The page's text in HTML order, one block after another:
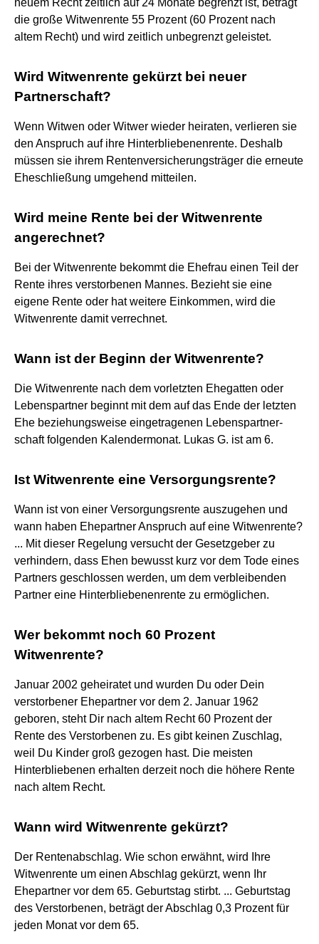
die große Witwenrente 55 Prozent (60 Prozent nach
altem Recht) und wird zeitlich unbegrenzt geleistet.
Wird Witwenrente gekürzt bei neuer
Partnerschaft?
Wenn Witwen oder Witwer wieder heiraten, verlieren sie
den Anspruch auf ihre Hinterbliebenenrente. Deshalb
müssen sie ihrem Rentenversicherungsträger die erneute
Eheschließung umgehend mitteilen.
Wird meine Rente bei der Witwenrente
angerechnet?
Bei der Witwenrente bekommt die Ehefrau einen Teil der
Rente ihres verstorbenen Mannes. Bezieht sie eine
eigene Rente oder hat weitere Einkommen, wird die
Witwenrente damit verrechnet.
Wann ist der Beginn der Witwenrente?
Die Witwenrente nach dem vorletzten Ehegatten oder
Lebenspartner beginnt mit dem auf das Ende der letzten
Ehe beziehungsweise eingetragenen Lebenspartner-
schaft folgenden Kalendermonat. Lukas G. ist am 6.
Ist Witwenrente eine Versorgungsrente?
Wann ist von einer Versorgungsrente auszugehen und
wann haben Ehepartner Anspruch auf eine Witwenrente?
... Mit dieser Regelung versucht der Gesetzgeber zu
verhindern, dass Ehen bewusst kurz vor dem Tode eines
Partners geschlossen werden, um dem verbleibenden
Partner eine Hinterbliebenenrente zu ermöglichen.
Wer bekommt noch 60 Prozent
Witwenrente?
Januar 2002 geheiratet und wurden Du oder Dein
verstorbener Ehepartner vor dem 2. Januar 1962
geboren, steht Dir nach altem Recht 60 Prozent der
Rente des Verstorbenen zu. Es gibt keinen Zuschlag,
weil Du Kinder groß gezogen hast. Die meisten
Hinterbliebenen erhalten derzeit noch die höhere Rente
nach altem Recht.
Wann wird Witwenrente gekürzt?
Der Rentenabschlag. Wie schon erwähnt, wird Ihre
Witwenrente um einen Abschlag gekürzt, wenn Ihr
Ehepartner vor dem 65. Geburtstag stirbt. ... Geburtstag
des Verstorbenen, beträgt der Abschlag 0,3 Prozent für
jeden Monat vor dem 65.